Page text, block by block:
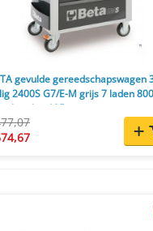
gevulde gereedschapswagen
2400S G7/E-M grijs 7 laden
125 mm